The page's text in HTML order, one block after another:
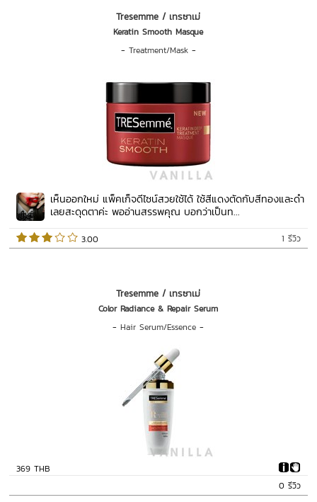
Tresemme / เทรซาเม่
Keratin Smooth Masque
- Treatment/Mask-
เห็นออกใหม่ แพ็คเก็จดีไซน์สวยใช้ได้ ใช้สีแดงตัดกับสีทองและดำ
เลยสะดุดตาค่ะ พออ่านสรรพคุณ บอกว่าเป็นท...
1 รีวิว
3.00
Tresemme / เทรซาเม่
Color Radiance & Repair Serum
-Hair Serum/Essence -
369 THB
0 รีวิว